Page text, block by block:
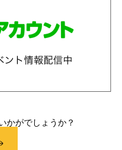
かがでしょうか？